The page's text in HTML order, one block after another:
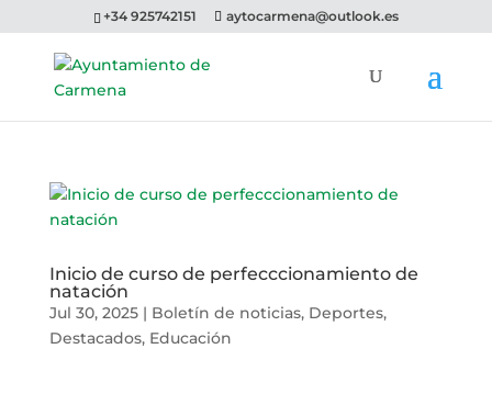
+34 925742151 aytocarmena@outlook.es
Inicio de curso de perfecccionamiento de
natación
Jul 30, 2025| Boletín de noticias, Deportes,
Destacados, Educación